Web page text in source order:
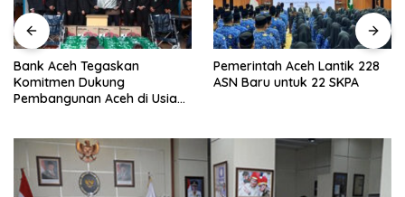
Bank Aceh Tegaskan
Komitmen Dukung
Pembangunan Aceh di Usia
Pemerintah Aceh Lantik 228
ASN Baru untuk 22 SKPA